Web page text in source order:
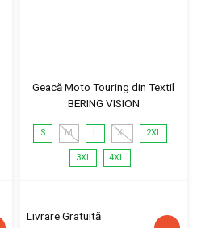
Geacă Moto Touring din Textil
BERING VISION
S M L XL 2XL
3XL 4XL
Livrare Gratuită